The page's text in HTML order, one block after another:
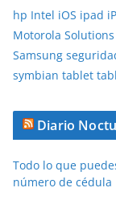
hp Intel iOS ipad
Motorola Solutions
Samsung
symbian tablet
Diario
Todo lo que
número de cédula